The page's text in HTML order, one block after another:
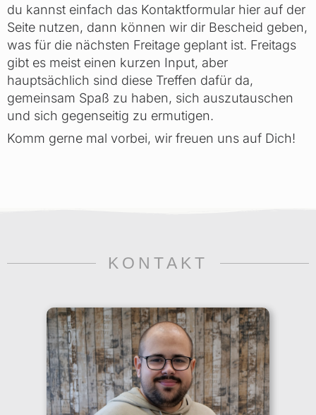
du kannst einfach das Kontaktformular hier auf der
Seite nutzen, dann können wir dir Bescheid geben,
was für die nächsten Freitage geplant ist. Freitags
gibt es meist einen kurzen Input, aber
hauptsächlich sind diese Treffen dafür da,
gemeinsam Spaß zu haben, sich auszutauschen
und sich gegenseitig zu ermutigen.
Komm gerne mal vorbei, wir freuen uns auf Dich!
KONTAKT